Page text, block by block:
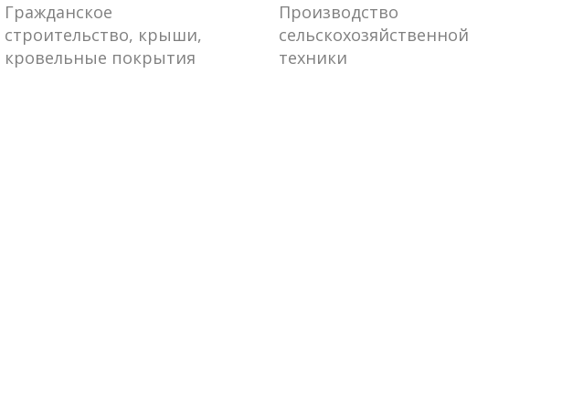
Гражданское
строительство, крыши,
кровельные покрытия
Производство
сельскохозяйственной
техники